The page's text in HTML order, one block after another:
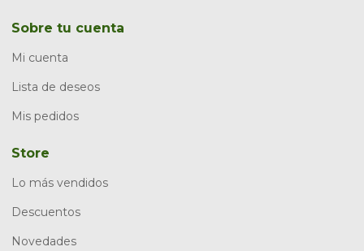
Sobre tu cuenta
Mi cuenta
Lista de deseos
Mis pedidos
Store
Lo más vendidos
Descuentos
Novedades